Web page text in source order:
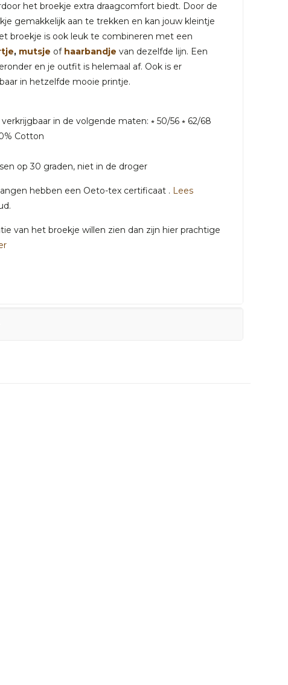
het broekje extra draagcomfort biedt. Door de
gemakkelijk aan te trekken en kan jouw kleintje
broekje is ook leuk te combineren met een
, mutsje of haarbandje van dezelfde lijn. Een
eronder en je outfit is helemaal af. Ook is er
in hetzelfde mooie printje.
in de volgende maten: ⭒ 50/56 ⭒ 62/68
Cotton
op 30 graden, niet in de droger
hebben een Oeto-tex certificaat . Lees
van het broekje willen zien dan zijn hier prachtige